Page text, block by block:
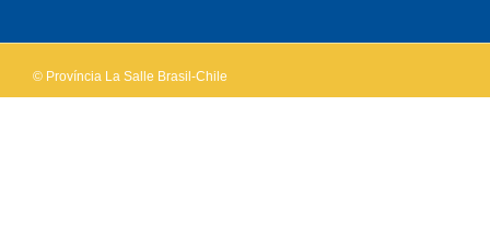
© Província La Salle Brasil-Chile